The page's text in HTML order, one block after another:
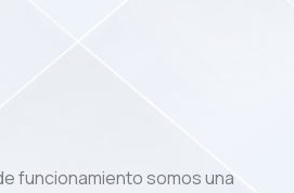
funcionamiento somos una